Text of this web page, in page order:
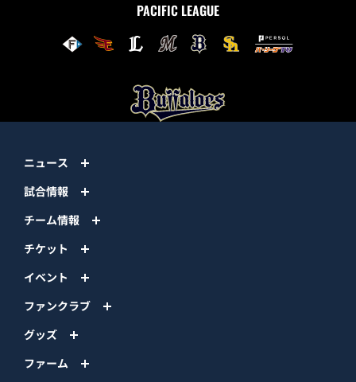
PACIFIC LEAGUE
ニュース
試合情報
チーム情報
チケット
イベント
ファンクラブ
グッズ
ファーム